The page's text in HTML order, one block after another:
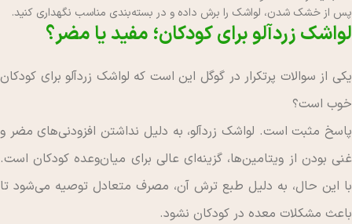
پس از خشک شدن، لواشک را برش داده و در بسته‌بندی مناسب نگهداری کنید.
لواشک زردآلو برای کودکان؛ مفید یا مضر؟
یکی از سوالات پرتکرار در گوگل این است که لواشک زردآلو برای کودکان
خوب است؟
پاسخ مثبت است. لواشک زردآلو، به دلیل نداشتن افزودنی‌های مضر و
غنی بودن از ویتامین‌ها، گزینه‌ای عالی برای میان‌وعده کودکان است.
با این حال، به دلیل طبع ترش آن، مصرف متعادل توصیه می‌شود تا
باعث مشکلات معده در کودکان نشود.